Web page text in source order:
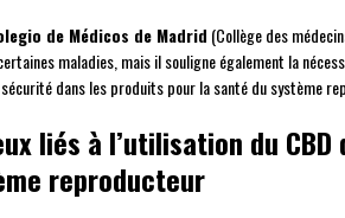
de Médicos de Madrid (Collège des
maladies, mais il souligne également la
dans les produits pour la santé du système
liés à l’utilisation du
reproducteur